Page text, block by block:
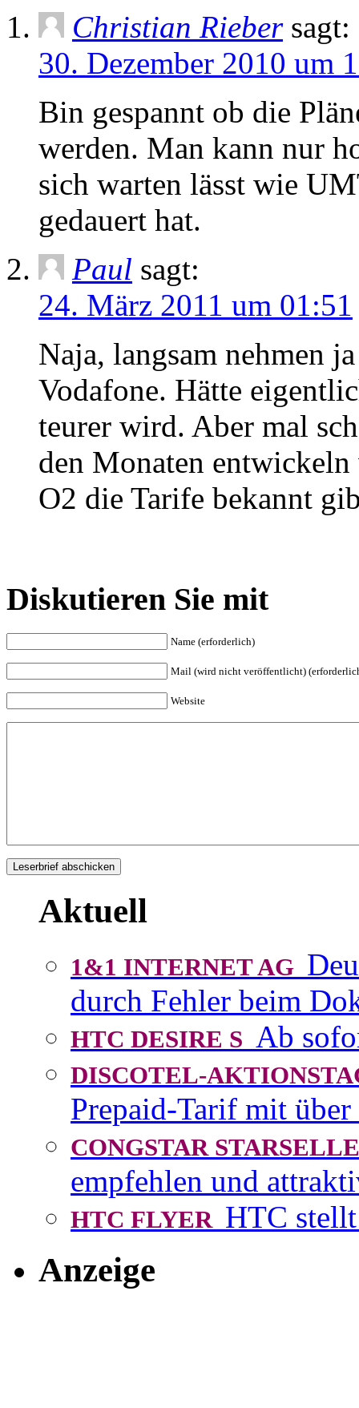
Christian Rieber sagt:
30. Dezember 2010 um
Bin gespannt ob die
werden. Man kann nur
sich warten lässt wie
gedauert hat.
Paul sagt:
24. März 2011 um 01:51
Naja, langsam nehmen
Vodafone. Hätte
teurer wird. Aber mal
den Monaten
O2 die Tarife bekannt
Diskutieren Sie mit
Name (erforderlich)
Mail (wird nicht veröffentlicht)
Website
Aktuell
1&1 INTERNET AG
durch Fehler beim
HTC DESIRE S Ab
DISCOTEL-
Prepaid-Tarif mit
CONGSTAR
empfehlen und
HTC FLYER HTC
Anzeige